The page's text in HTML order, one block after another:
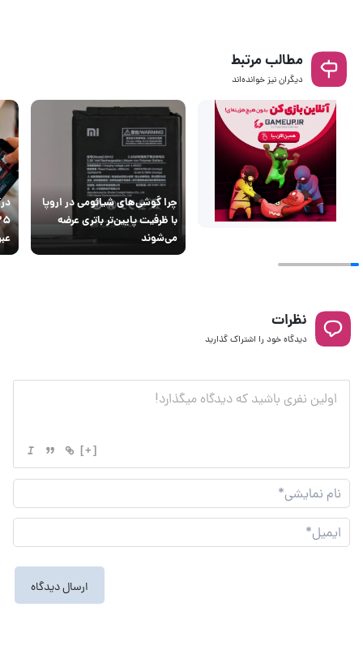
مطالب مرتبط
دیگران نیز خوانده‌اند
چرا گوشی‌های شیائومی در اروپا
با ظرفیت پایین‌تر باتری عرضه
می‌شوند
نظرات
دیدگاه خود را اشتراک گذارید
[+]
نام